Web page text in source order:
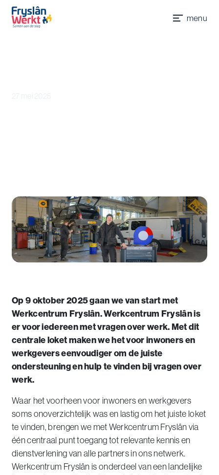
Werkgevers
Contact
menu
27 mei 2025
Op 9 oktober 2025 gaan we van start met
Werkcentrum Fryslân. Werkcentrum Fryslân is
er voor iedereen met vragen over werk. Met dit
centrale loket maken we het voor inwoners en
werkgevers eenvoudiger om de juiste
ondersteuning en hulp te vinden bij vragen over
werk.
Waar het voorheen voor inwoners en werkgevers
soms onoverzichtelijk was en lastig om het juiste loket
te vinden, brengen we met Werkcentrum Fryslân via
één centraal punt toegang tot relevante kennis en
dienstverlening van alle partners in ons netwerk.
Werkcentrum Fryslân is onderdeel van een landelijke